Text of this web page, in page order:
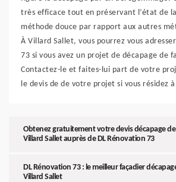
très efficace tout en préservant l’état de
méthode douce par rapport aux autres
À Villard Sallet, vous pourrez vous
73 si vous avez un projet de décapage de
Contactez-le et faites-lui part de votre
le devis de de votre projet si vous résidez
Obtenez gratuitement votre devis décapage de
Villard Sallet auprès de DL Rénovation 73
DL Rénovation 73 : le meilleur façadier
Villard Sallet